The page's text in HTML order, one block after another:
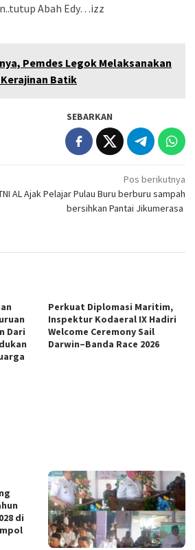
Abah Edy…izz
Pemdes Legok Melaksanakan
Batik
SEBARKAN
Pos berikutnya
AL Ajak Pelajar Pulau Buru berburu sampah
bersihkan Pantai Jikumerasa
Dari
Perkuat Diplomasi Maritim,
Inspektur Kodaeral IX Hadiri
Welcome Ceremony Sail
Darwin–Banda Race 2026
di